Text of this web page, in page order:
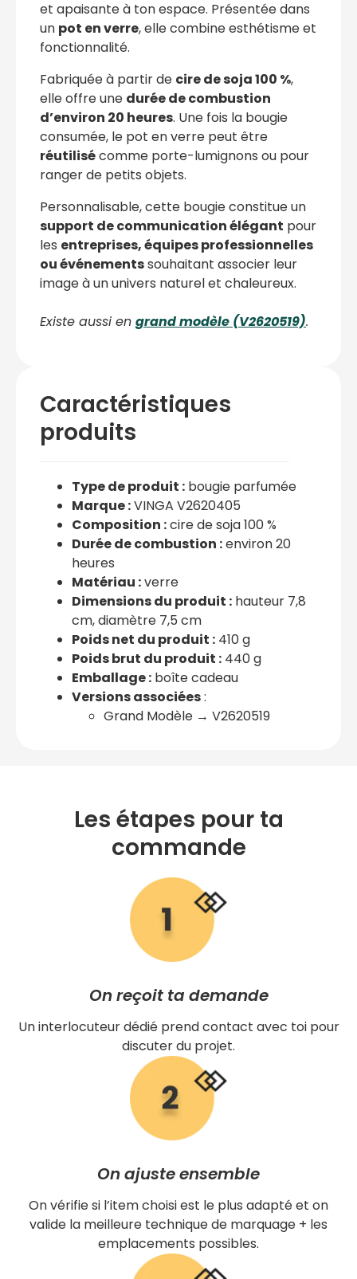
et apaisante à ton espace. Présentée dans
un pot en verre, elle combine esthétisme et
fonctionnalité.
Fabriquée à partir de cire de soja 100 %,
elle offre une durée de combustion
d’environ 20 heures. Une fois la bougie
consumée, le pot en verre peut être
réutilisécomme porte-lumignons ou pour
ranger de petits objets.
Personnalisable, cette bougie constitue un
support de communication élégant pour
les entreprises, équipes professionnelles
ou événementssouhaitant associer leur
image à un univers naturel et chaleureux.
Existe aussi en grand modèle (V2620519).
Caractéristiques
produits
Type de produit : bougie parfumée
Marque :VINGA V2620405
Composition :cire de soja 100 %
Durée de combustion :environ 20
heures
Matériau :verre
Dimensions du produit : hauteur 7,8
cm, diamètre 7,5 cm
Poids net du produit : 410 g
Poids brut du produit : 440 g
Emballage : boîte cadeau
Versions associées:
Grand Modèle → V2620519
Les étapes pour ta
commande
On reçoit ta demande
Un interlocuteur dédié prend contact avec toi pour
discuter du projet.
On ajuste ensemble
On vérifie si l’item choisi est le plus adapté et on
valide la meilleure technique de marquage + les
emplacements possibles.